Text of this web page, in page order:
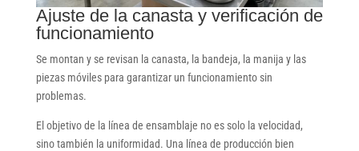
Ajuste de la canasta y verificación de
funcionamiento
Se montan y se revisan la canasta, la bandeja, la manija y las
piezas móviles para garantizar un funcionamiento sin
problemas.
El objetivo de la línea de ensamblaje no es solo la velocidad,
sino también la uniformidad. Una línea de producción bien